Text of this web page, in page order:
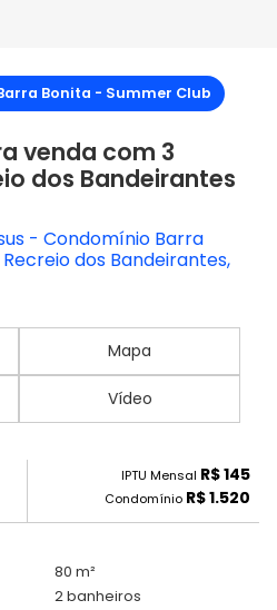
Bonita - Summer Club
venda com 3
dos Bandeirantes
- Condomínio Barra
dos Bandeirantes,
Mapa
Vídeo
IPTU Mensal R$ 145
Condomínio R$ 1.520
80 m²
2 banheiros